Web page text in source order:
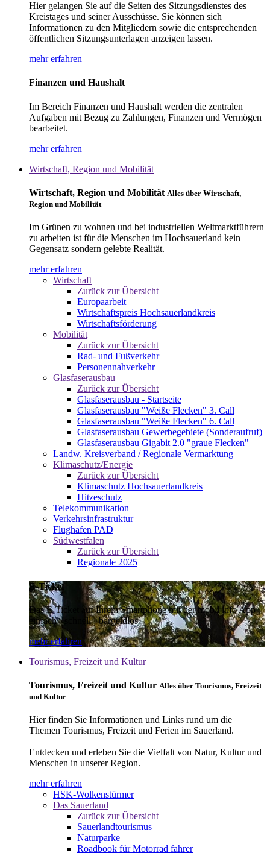
Hier gelangen Sie auf die Seiten des Sitzungsdienstes des
Kreistages und seiner Ausschüsse. Sie können sich
Informationen zu den Mitgliedern sowie die entsprechenden
öffentlichen Sitzungsunterlagen anzeigen lassen.
mehr erfahren
Finanzen und Haushalt
Im Bereich Finanzen und Haushalt werden die zentralen
Aufgaben mit Bezug zu Zahlungen, Finanzen und Vermögen
bearbeitet.
mehr erfahren
Wirtschaft, Region und Mobilität
Wirtschaft, Region und Mobilität Alles über Wirtschaft,
Region und Mobilität
Im Grünen zu wohnen und bei industriellen Weltmarktführern
zu arbeiten ist für die Menschen im Hochsauerland kein
Gegensatz sondern gelebte Realität.
mehr erfahren
Wirtschaft
Zurück zur Übersicht
Europaarbeit
Wirtschaftspreis Hochsauerlandkreis
Wirtschaftsförderung
Mobilität
Zurück zur Übersicht
Rad- und Fußverkehr
Personennahverkehr
Glasfaserausbau
Zurück zur Übersicht
Glasfaserausbau - Startseite
Glasfaserausbau "Weiße Flecken" 3. Call
Glasfaserausbau "Weiße Flecken" 6. Call
Glasfaserausbau Gewerbegebiete (Sonderaufruf)
Glasfaserausbau Gigabit 2.0 "graue Flecken"
Landw. Kreisverband / Regionale Vermarktung
Klimaschutz/Energie
Zurück zur Übersicht
Klimaschutz Hochsauerlandkreis
Hitzeschutz
Telekommunikation
Verkehrsinfrastruktur
Flughafen PAD
Südwestfalen
Zurück zur Übersicht
Regionale 2025
E-Ticket
Das E-Ticket auf Ihrem Smartphone mit der mobil info App -
einfach - schnell - bargeldlos
mehr erfahren
Tourismus, Freizeit und Kultur
Tourismus, Freizeit und Kultur Alles über Tourismus, Freizeit
und Kultur
Hier finden Sie Informationen und Links rund um die
Themen Tourismus, Freizeit und Ferien im Sauerland.
Entdecken und erleben Sie die Vielfalt von Natur, Kultur und
Menschen in unserer Region.
mehr erfahren
HSK-Wolkenstürmer
Das Sauerland
Zurück zur Übersicht
Sauerlandtourismus
Naturparke
Roadbook für Motorrad fahrer